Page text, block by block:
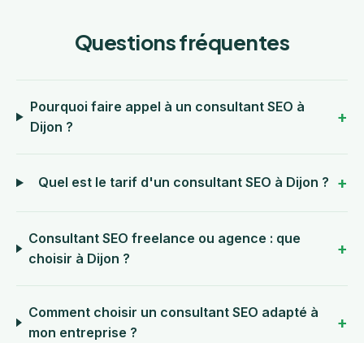
Questions fréquentes
Pourquoi faire appel à un consultant SEO à
Dijon ?
Quel est le tarif d'un consultant SEO à Dijon ?
Consultant SEO freelance ou agence : que
choisir à Dijon ?
Comment choisir un consultant SEO adapté à
mon entreprise ?